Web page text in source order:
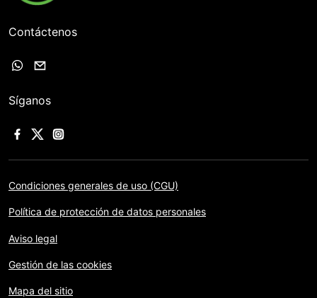
Contáctenos
Síganos
Condiciones generales de uso (CGU)
Política de protección de datos personales
Aviso legal
Gestión de las cookies
Mapa del sitio